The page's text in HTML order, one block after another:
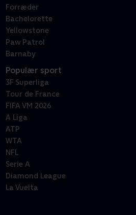
Forræder
Bachelorette
Yellowstone
Paw Patrol
Barnaby
Populær sport
3F Superliga
Tour de France
FIFA VM 2026
A Liga
ATP
WTA
NFL
Serie A
Diamond League
La Vuelta